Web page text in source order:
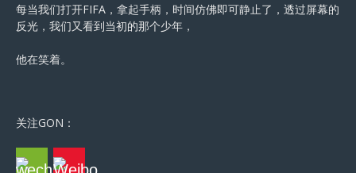
每当我们打开FIFA，拿起手柄，时间仿佛即可静止了，透过屏幕的
反光，我们又看到当初的那个少年，
他在笑着。
关注GON：